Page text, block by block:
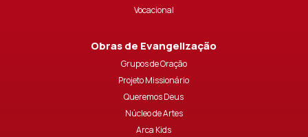
Vocacional
Obras de Evangelização
Grupos de Oração
Projeto Missionário
Queremos Deus
Núcleo de Artes
Arca Kids